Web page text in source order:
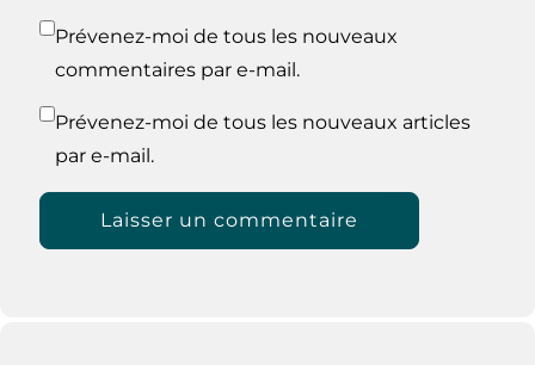
Prévenez-moi de tous les nouveaux
commentaires par e-mail.
Prévenez-moi de tous les nouveaux articles
par e-mail.